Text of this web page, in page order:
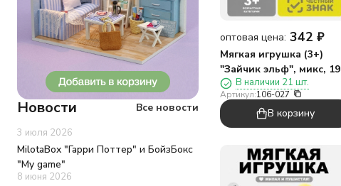
оптовая цена: 342 ₽
Мягкая игрушка (3+)
"Зайчик эльф", микс, 19
см В наличии 21 шт.
Артикул:106-027
В корзину
Новости Все новости
3 июля 2026
MilotaBox "Гарри Поттер" и БойзБокс
"My game"
8 июня 2026